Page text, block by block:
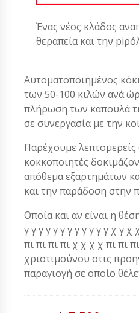
Ένας νέος κλάδος
θεραπεία και την
Αυτοματοποιημένος
των 50-100 κιλών ανά
πλήρωση των καπουλά
σε συνεργασία με την
Παρέχουμε
κοκκοποιητές
απόθεμα εξαρτημάτων
και την παράδοση στην
Οποία και αν είναι η
γ γ γ γ γ γ γ γ γ γ γ γ χ γ
πι πι πι πι χ χ χ χ πι πι
χριστιμούνου στις
παραγιογή σε οποίο